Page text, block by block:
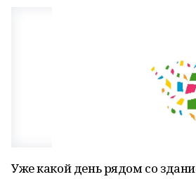
Уже какой день рядом со